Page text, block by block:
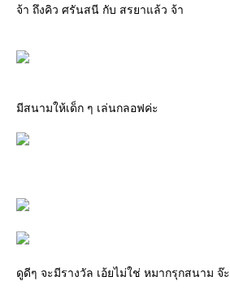
จ้า ถึงคิว ศรันสนี กับ สรยาแล้ว จ้า
มีสนามให้เด็ก ๆ เล่นกลอฟค่ะ
ดูดีๆ จะมีรางวัล เอ้ยไม่ใช่ หมากรุกสนาม จ๊ะ